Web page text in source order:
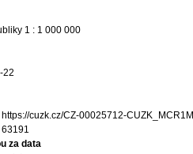
1 : 1 000 000
22
https://cuzk.cz/CZ-00025712-CUZK_MCR1M
63191
za data